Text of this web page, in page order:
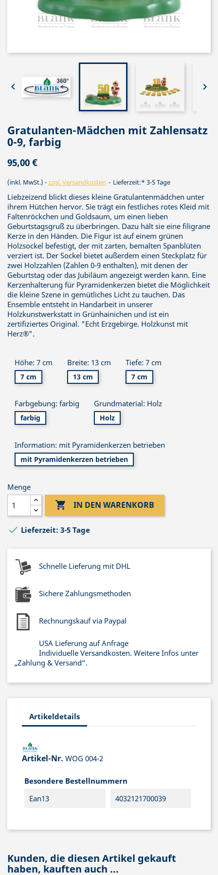
 
Gratulanten-Mädchen mit Zahlensatz
0-9, farbig
95,00 €
(inkl. MwSt.) zzgl. Versandkosten Lieferzeit:* 3-5 Tage
Liebzeizend blickt dieses kleine Gratulantenmädchen unter
ihrem Hütchen hervor. Sie trägt ein festliches rotes Kleid mit
Faltenröckchen und Goldsaum, um einen lieben
Geburtstagsgruß zu überbringen. Dazu hält sie eine filigrane
Kerze in den Händen. Die Figur ist auf einem grünen
Holzsockel befestigt, der mit zarten, bemalten Spanblüten
verziert ist. Der Sockel bietet außerdem einen Steckplatz für
zwei Holzzahlen (Zahlen 0-9 enthalten), mit denen der
Geburtstag oder das Jubiläum angezeigt werden kann. Eine
Kerzenhalterung für Pyramidenkerzen bietet die Möglichkeit
die kleine Szene in gemütliches Licht zu tauchen. Das
Ensemble entsteht in Handarbeit in unserer
Holzkunstwerkstatt in Grünhainichen und ist ein
zertifiziertes Original. "Echt Erzgebirge. Holzkunst mit
Herz®".
Höhe: 7 cm
7 cm
Breite: 13 cm
13 cm
Tiefe: 7 cm
7 cm
Farbgebung: farbig
farbig
Grundmaterial: Holz
Holz
Information: mit Pyramidenkerzen betrieben
mit Pyramidenkerzen betrieben
Menge
 IN DEN WARENKORB
 Lieferzeit: 3-5 Tage
Schnelle Lieferung mit DHL
Sichere Zahlungsmethoden
Rechnungskauf via Paypal
USA Lieferung auf Anfrage
Individuelle Versandkosten. Weitere Infos unter
„Zahlung & Versand“.
Artikeldetails
Artikel-Nr. WOG 004-2
Besondere Bestellnummern
Ean13
4032121700039
Kunden, die diesen Artikel gekauft
haben, kauften auch ...